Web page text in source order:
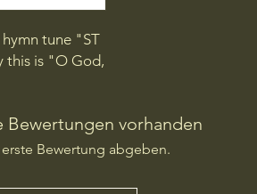
tune "ST
this is "O God,
Bewertungen vorhanden
Bewertung abgeben.